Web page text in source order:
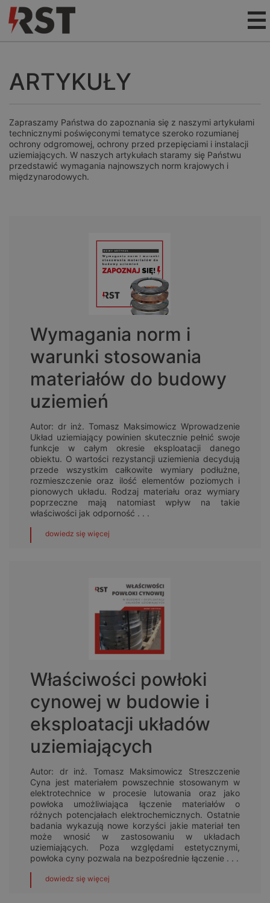
ARTYKUŁY
Zapraszamy Państwa do zapoznania się z naszymi artykułami
technicznymi poświęconymi tematyce szeroko rozumianej
ochrony odgromowej, ochrony przed przepięciami i instalacji
uziemiających. W naszych artykułach staramy się Państwu
przedstawić wymagania najnowszych norm krajowych i
międzynarodowych.
Wymagania norm i
warunki stosowania
materiałów do budowy
uziemień
Autor: dr inż. Tomasz Maksimowicz Wprowadzenie
Układ uziemiający powinien skutecznie pełnić swoje
funkcje w całym okresie eksploatacji danego
obiektu. O wartości rezystancji uziemienia decydują
przede wszystkim całkowite wymiary podłużne,
rozmieszczenie oraz ilość elementów poziomych i
pionowych układu. Rodzaj materiału oraz wymiary
poprzeczne mają natomiast wpływ na takie
właściwości jak odporność . . .
dowiedz się więcej
Właściwości powłoki
cynowej w budowie i
eksploatacji układów
uziemiających
Autor: dr inż. Tomasz Maksimowicz Streszczenie
Cyna jest materiałem powszechnie stosowanym w
elektrotechnice w procesie lutowania oraz jako
powłoka umożliwiająca łączenie materiałów o
różnych potencjałach elektrochemicznych. Ostatnie
badania wykazują nowe korzyści jakie materiał ten
może wnosić w zastosowaniu w układach
uziemiających. Poza względami estetycznymi,
powłoka cyny pozwala na bezpośrednie łączenie . . .
dowiedz się więcej